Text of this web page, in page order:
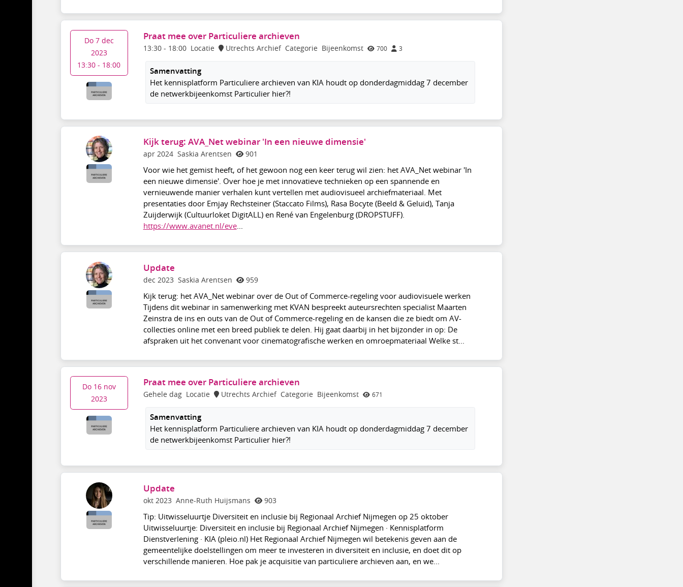
Praat mee over Particuliere archieven
13:30- 18:00 Locatie Utrechts Archief Categorie Bijeenkomst 700 3
Samenvatting
Het kennisplatform Particuliere archieven van KIA houdt op donderdagmiddag 7 december
de netwerkbijeenkomst Particulier hier?!
Do 7 dec
2023
13:30 - 18:00
Kijk terug: AVA_Net webinar 'In een nieuwe dimensie'
apr 2024 Saskia Arentsen 901
Voor wie het gemist heeft, of het gewoon nog een keer terug wil zien: het AVA_Net webinar 'In
een nieuwe dimensie'. Over hoe je met innovatieve technieken op een spannende en
vernieuwende manier verhalen kunt vertellen met audiovisueel archiefmateriaal. Met
presentaties door Emjay Rechsteiner (Staccato Films), Rasa Bocyte (Beeld & Geluid), Tanja
Zuijderwijk (Cultuurloket DigitALL) en René van Engelenburg (DROPSTUFF).
https://www.avanet.nl/eve...
Update
dec 2023 Saskia Arentsen 959
Kijk terug: het AVA_Net webinar over de Out of Commerce-regeling voor audiovisuele werken
Tijdens dit webinar in samenwerking met KVAN bespreekt auteursrechten specialist Maarten
Zeinstra de ins en outs van de Out of Commerce-regeling en de kansen die ze biedt om AV-
collecties online met een breed publiek te delen. Hij gaat daarbij in het bijzonder in op: De
afspraken uit het convenant voor cinematografische werken en omroepmateriaal Welke st...
Praat mee over Particuliere archieven
Gehele dag Locatie Utrechts Archief Categorie Bijeenkomst 671
Samenvatting
Het kennisplatform Particuliere archieven van KIA houdt op donderdagmiddag 7 december
de netwerkbijeenkomst Particulier hier?!
Do 16 nov
2023
Update
okt 2023 Anne-Ruth Huijsmans 903
Tip: Uitwisseluurtje Diversiteit en inclusie bij Regionaal Archief Nijmegen op 25 oktober
Uitwisseluurtje: Diversiteit en inclusie bij Regionaal Archief Nijmegen · Kennisplatform
Dienstverlening · KIA (pleio.nl) Het Regionaal Archief Nijmegen wil betekenis geven aan de
gemeentelijke doelstellingen om meer te investeren in diversiteit en inclusie, en doet dit op
verschillende manieren. Hoe pak je acquisitie van particuliere archieven aan, en we...